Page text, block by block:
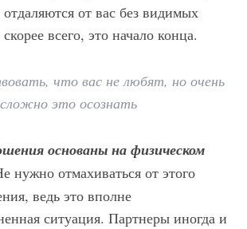
от вас без видимых
всего, это начало конца.
что вас не любят, но очень
сложно это осознать
основаны на физическом
нужно отмахиваться от этого
ведь это вполне
ситуация. Партнеры иногда и